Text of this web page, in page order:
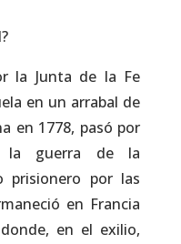
la Junta de la Fe
en un arrabal de
en 1778, pasó por
la guerra de la
prisionero por las
en Francia
en el exilio,